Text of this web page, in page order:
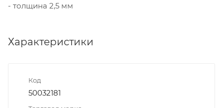
- толщина 2,5 мм
Характеристики
Код
50032181